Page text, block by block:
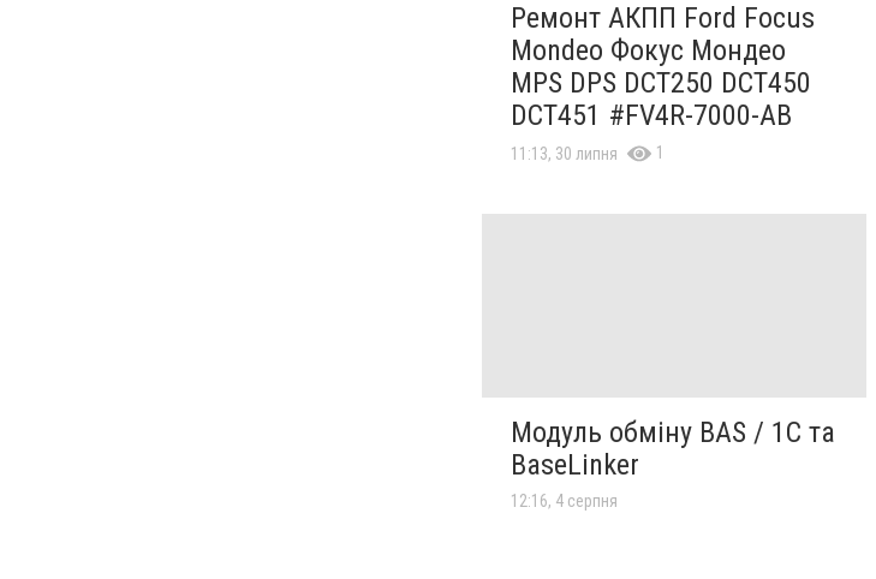
Ремонт АКПП Ford Focus
Mondeo Фокус Мондео
MPS DPS DCT250 DCT450
DCT451 #FV4R-7000-AB
11:13, 30 липня 1
Модуль обміну BAS / 1C та
BaseLinker
12:16, 4 серпня